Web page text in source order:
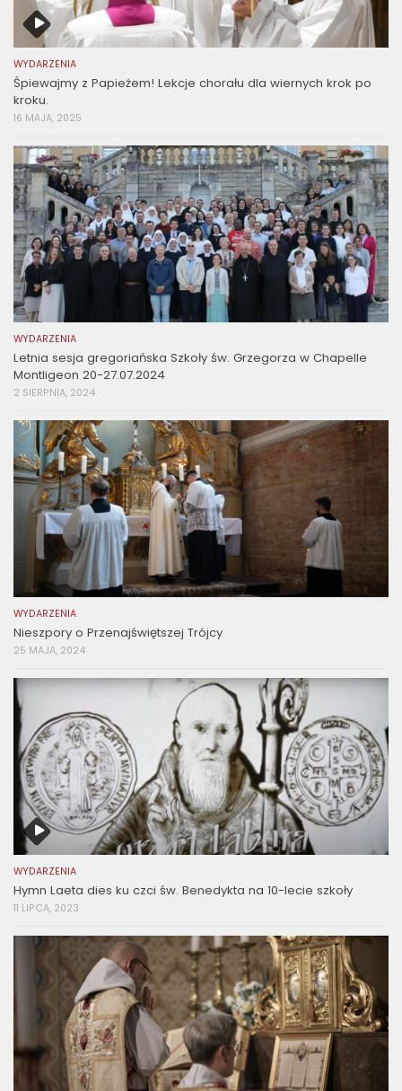
WYDARZENIA
Śpiewajmy z Papieżem! Lekcje chorału dla wiernych krok po
kroku.
16 MAJA, 2025
WYDARZENIA
Letnia sesja gregoriańska Szkoły św. Grzegorza w Chapelle
Montligeon 20-27.07.2024
2 SIERPNIA, 2024
WYDARZENIA
Nieszpory o Przenajświętszej Trójcy
25 MAJA, 2024
WYDARZENIA
Hymn Laeta dies ku czci św. Benedykta na 10-lecie szkoły
11 LIPCA, 2023